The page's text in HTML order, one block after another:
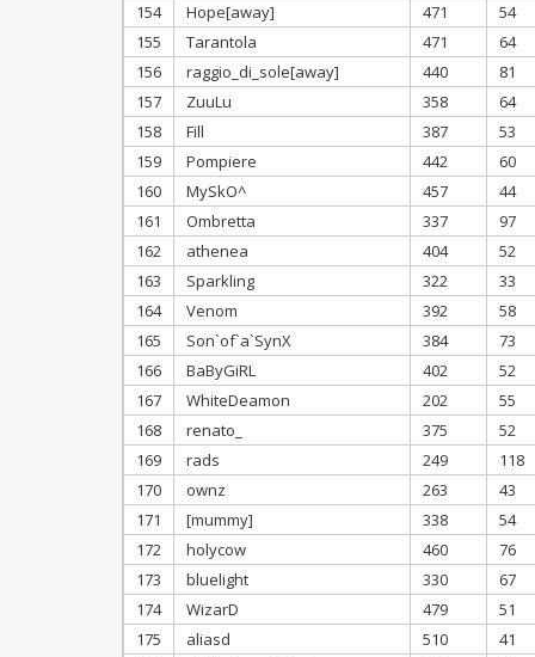
154
Hope[away] 471
54
155
Tarantola 471
64
156
raggio_di_sole[away] 440
81
157
ZuuLu 358
64
158
Fill 387
53
159
Pompiere 442
60
160
MySkO^ 457
44
161
Ombretta 337
97
162
athenea 404
52
163
Sparkling 322
33
164
Venom 392
58
165
Son`of`a`SynX 384
73
166
BaByGiRL 402
52
167
WhiteDeamon 202
55
168
renato_ 375
52
169
rads 249
118
170
ownz 263
43
171
[mummy] 338
54
172
holycow 460
76
173
bluelight 330
67
174
WizarD 479
51
175
aliasd 510
41